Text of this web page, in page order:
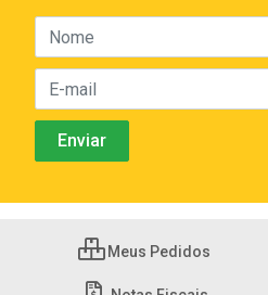
Meus Pedidos